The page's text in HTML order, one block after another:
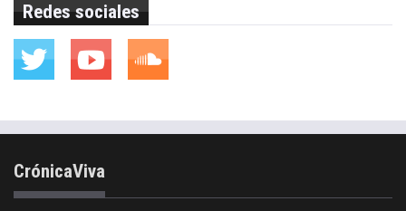
Redes sociales
CrónicaViva